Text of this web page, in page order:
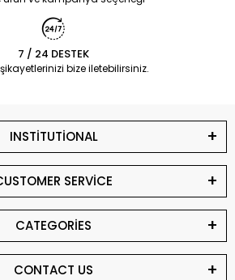
7 / 24 DESTEK
bize iletebilirsiniz.
INSTİTUTİONAL
SERVİCE
CATEGORİES
CONTACT US